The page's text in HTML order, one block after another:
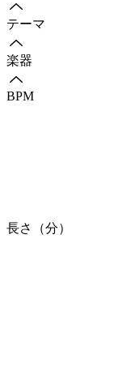
テーマ
楽器
BPM
長さ（分）